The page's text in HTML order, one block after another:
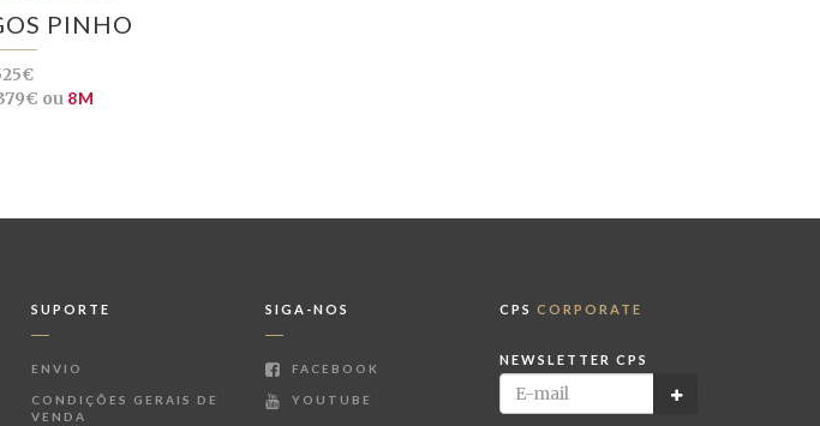
PINHO
ou 8M
SUPORTE
ENVIO
CONDIÇÕES GERAIS DE
VENDA
SIGA-NOS
FACEBOOK
YOUTUBE
CPS CORPORATE
NEWSLETTER CPS